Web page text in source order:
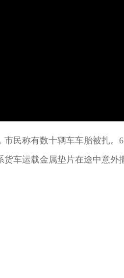
民称有数十辆车车胎被扎
车运载金属垫片在途中意